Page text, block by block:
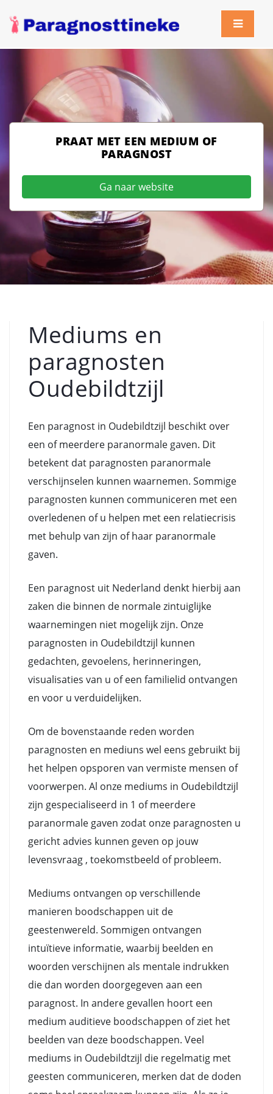
PRAAT MET EEN MEDIUM OF
PARAGNOST
Ga naar website
Mediums en
paragnosten
Oudebildtzijl
Een paragnost in Oudebildtzijl beschikt over
een of meerdere paranormale gaven. Dit
betekent dat paragnosten paranormale
verschijnselen kunnen waarnemen. Sommige
paragnosten kunnen communiceren met een
overledenen of u helpen met een relatiecrisis
met behulp van zijn of haar paranormale
gaven.
Een paragnost uit Nederland denkt hierbij aan
zaken die binnen de normale zintuiglijke
waarnemingen niet mogelijk zijn. Onze
paragnosten in Oudebildtzijl kunnen
gedachten, gevoelens, herinneringen,
visualisaties van u of een familielid ontvangen
en voor u verduidelijken.
Om de bovenstaande reden worden
paragnosten en mediuns wel eens gebruikt bij
het helpen opsporen van vermiste mensen of
voorwerpen. Al onze mediums in Oudebildtzijl
zijn gespecialiseerd in 1 of meerdere
paranormale gaven zodat onze paragnosten u
gericht advies kunnen geven op jouw
levensvraag , toekomstbeeld of probleem.
Mediums ontvangen op verschillende
manieren boodschappen uit de
geestenwereld. Sommigen ontvangen
intuïtieve informatie, waarbij beelden en
woorden verschijnen als mentale indrukken
die dan worden doorgegeven aan een
paragnost. In andere gevallen hoort een
medium auditieve boodschappen of ziet het
beelden van deze boodschappen. Veel
mediums in Oudebildtzijl die regelmatig met
geesten communiceren, merken dat de doden